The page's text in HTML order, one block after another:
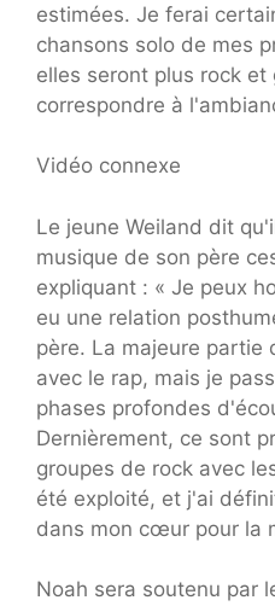
estimées. Je ferai
chansons solo de mes
elles seront plus rock et
correspondre à
Vidéo connexe
Le jeune Weiland dit
musique de son père
expliquant : « Je peux
eu une relation
père. La majeure partie
avec le rap, mais je
phases profondes
Dernièrement, ce sont
groupes de rock avec
été exploité, et j'ai
dans mon cœur pour la
Noah sera soutenu par